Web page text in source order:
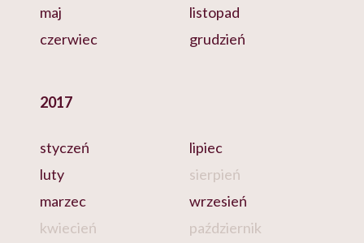
maj
czerwiec
listopad
grudzień
2017
styczeń
luty
marzec
kwiecień
lipiec
sierpień
wrzesień
październik